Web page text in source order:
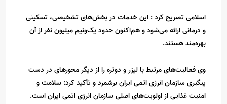
اسلامی تصریح کرد : این خدمات در بخش‌های تشخیصی، تسکینی
و درمانی ارائه می‌شود و هم‌اکنون حدود یک‌ونیم میلیون نفر از آن
بهره‌مند هستند.
وی فعالیت‌های مرتبط با لیزر و دوتره را از دیگر محورهای در دست
پیگیری سازمان انرژی اتمی ایران برشمرد و تأکید کرد: سلامت و
امنیت غذایی از اولویت‌های اصلی سازمان انرژی اتمی ایران است.